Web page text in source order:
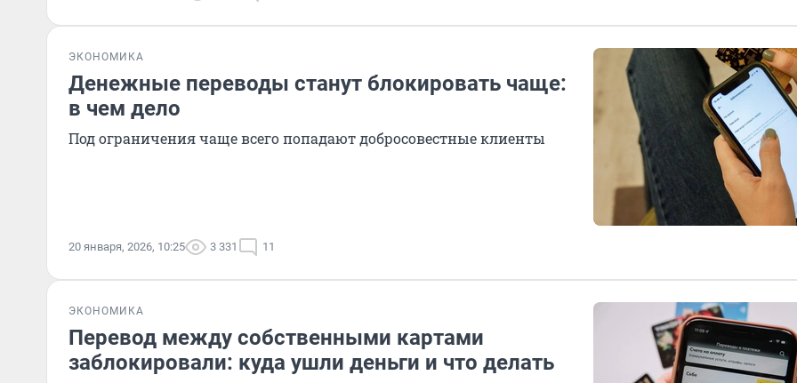
ЭКОНОМИКА
Денежные переводы станут блокировать чаще:
в чем дело
Под ограничения чаще всего попадают добросовестные клиенты
20 января, 2026, 10:25 3 331 11
ЭКОНОМИКА
Перевод между собственными картами
заблокировали: куда ушли деньги и что делать